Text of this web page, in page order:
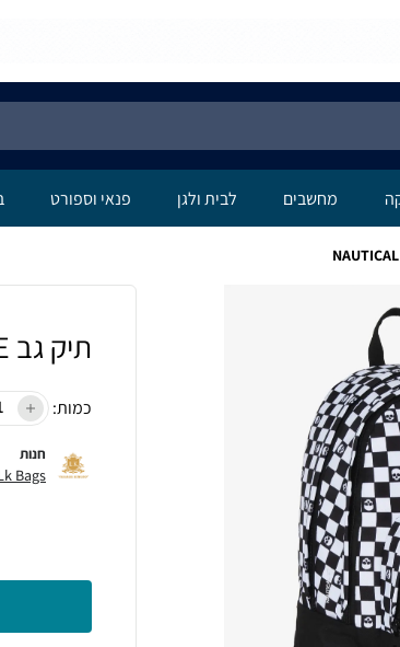
מחשבים לבית ולגן פנאי וספורט
תיק גב OUTDORE איכותי קל ונוח NAUTICAL
כמות:
חנות
Bags